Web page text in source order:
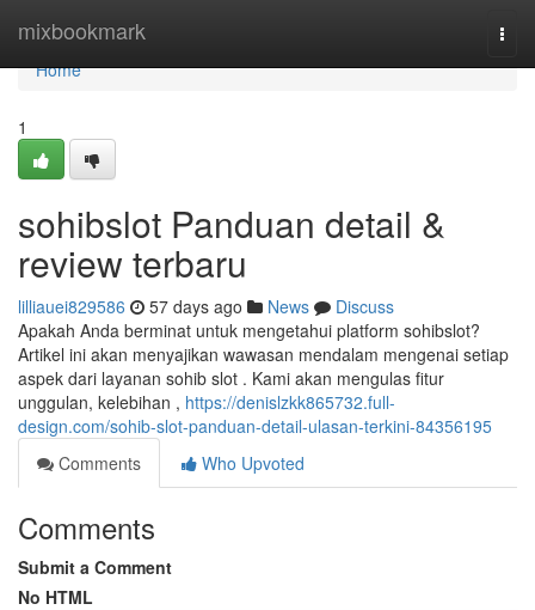
mixbookmark
Home
Home
1
sohibslot Panduan detail &
review terbaru
lilliauei829586 57 days ago News
Discuss
Apakah Anda berminat untuk mengetahui platform sohibslot?
Artikel ini akan menyajikan wawasan mendalam mengenai setiap
aspek dari layanan sohib slot . Kami akan mengulas fitur
unggulan, kelebihan , https://denislzkk865732.full-
design.com/sohib-slot-panduan-detail-ulasan-terkini-84356195
Comments
Who Upvoted
Comments
Submit a Comment
No HTML